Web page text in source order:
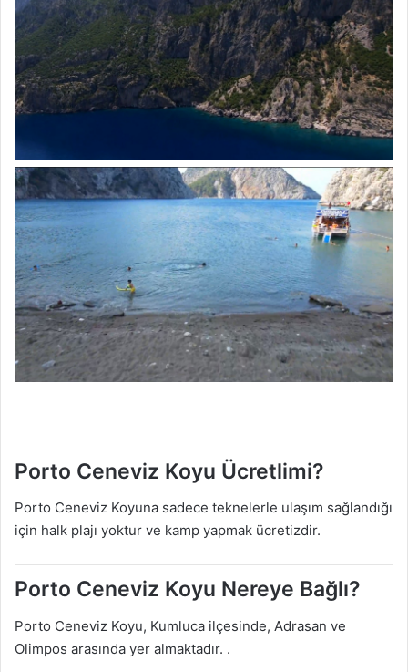
Porto Ceneviz Koyu Ücretlimi?
Porto Ceneviz Koyuna sadece teknelerle ulaşım sağlandığı
için halk plajı yoktur ve kamp yapmak ücretizdir.
Porto Ceneviz Koyu Nereye Bağlı?
Porto Ceneviz Koyu, Kumluca ilçesinde, Adrasan ve
Olimpos arasında yer almaktadır. .